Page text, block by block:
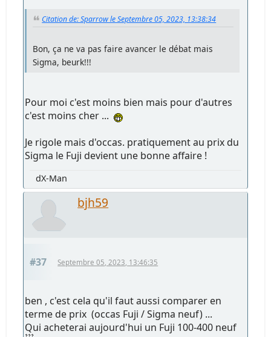
Citation de: Sparrow le Septembre 05, 2023, 13:38:34
Bon, ça ne va pas faire avancer le débat mais
Sigma, beurk!!!
Pour moi c'est moins bien mais pour d'autres
c'est moins cher ...
Je rigole mais d'occas. pratiquement au prix du
Sigma le Fuji devient une bonne affaire !
dX-Man
bjh59
#37 Septembre 05, 2023, 13:46:35
ben , c'est cela qu'il faut aussi comparer en
terme de prix (occas Fuji / Sigma neuf) ...
Qui acheterai aujourd'hui un Fuji 100-400 neuf